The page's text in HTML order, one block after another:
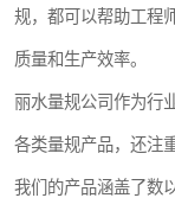
规，都可以帮助工程
质量和生产效率。
丽水量规公司作为行
各类量规产品，还注
我们的产品涵盖了数
测针
螺纹规